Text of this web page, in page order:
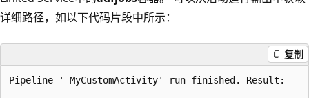
详细路径，如以下代码片段中所示：
复制
Pipeline ' MyCustomActivity' run finished. Result: